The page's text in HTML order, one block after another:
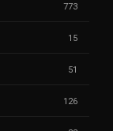
773
15
51
126